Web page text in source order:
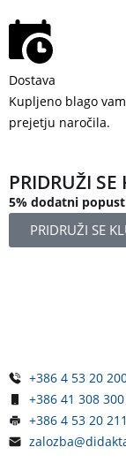
Dostava
Kupljeno blago
prejetju naročila.
PRIDRUŽI
5% dodatni popust
PRIDRUŽI SE
+386 4 53 20
+386 41 308 300
+386 4 53 20 211